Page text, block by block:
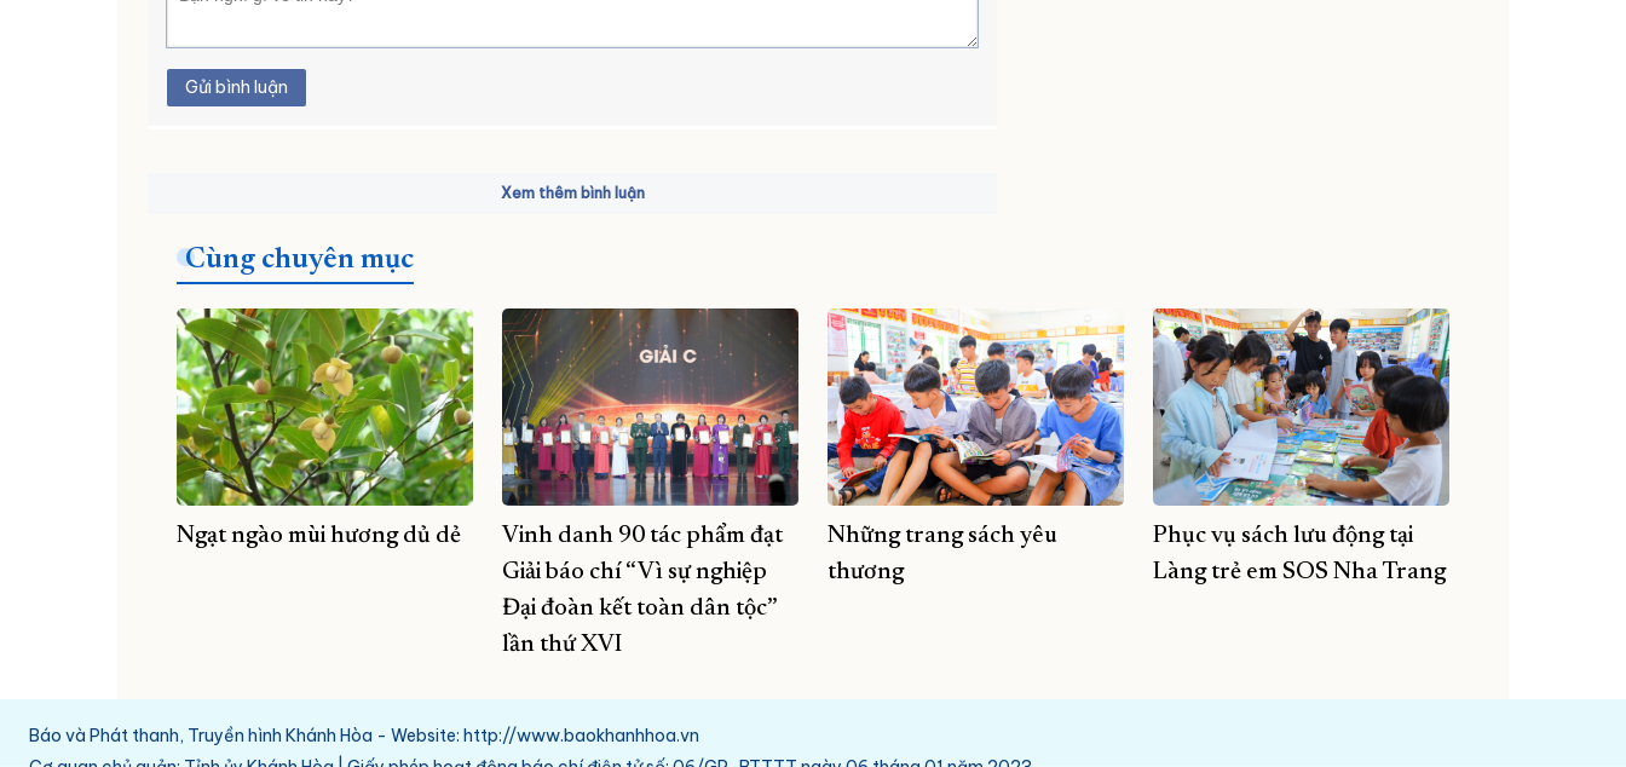
Gửi bình luận
Xem thêm bình luận
Cùng chuyên mục
Ngạt ngào mùi hương dủ dẻ
Vinh danh 90 tác phẩm đạt
Giải báo chí “Vì sự nghiệp
Đại đoàn kết toàn dân tộc”
lần thứ XVI
Những trang sách yêu
thương
Phục vụ sách lưu động tại
Làng trẻ em SOS Nha Trang
Báo và Phát thanh, Truyền hình Khánh Hòa - Website: http://www.baokhanhhoa.vn